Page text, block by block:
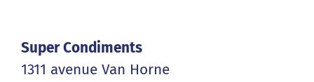
Super Condiments
1311 avenue Van Horne